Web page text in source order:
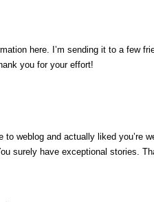
here. I’m sending it to a few
you for your effort!
to weblog and actually liked you’re
surely have exceptional stories.